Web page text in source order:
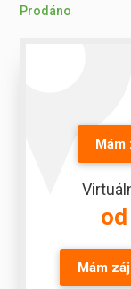
Prodáno
Mám
Mám